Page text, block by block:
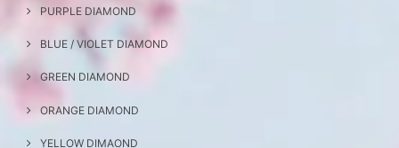
PURPLE DIAMOND
BLUE / VIOLET DIAMOND
GREEN DIAMOND
ORANGE DIAMOND
YELLOW DIMAOND